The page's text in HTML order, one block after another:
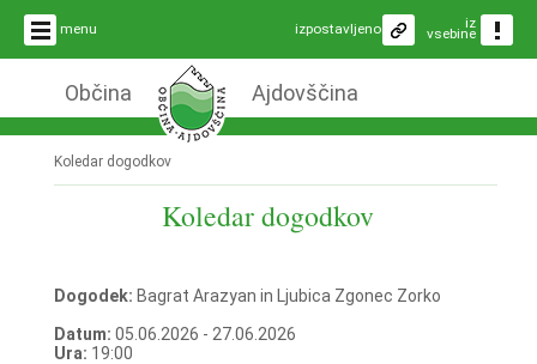
menu iz
vsebine
izpostavljeno
Občina Ajdovščina
Koledar dogodkov
Koledar dogodkov
Dogodek: Bagrat Arazyan in Ljubica Zgonec Zorko
Datum: 05.06.2026 - 27.06.2026
Ura: 19:00